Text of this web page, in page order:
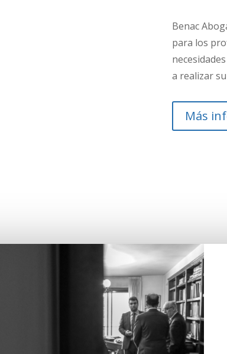
Benac
para los
a realizar
Más